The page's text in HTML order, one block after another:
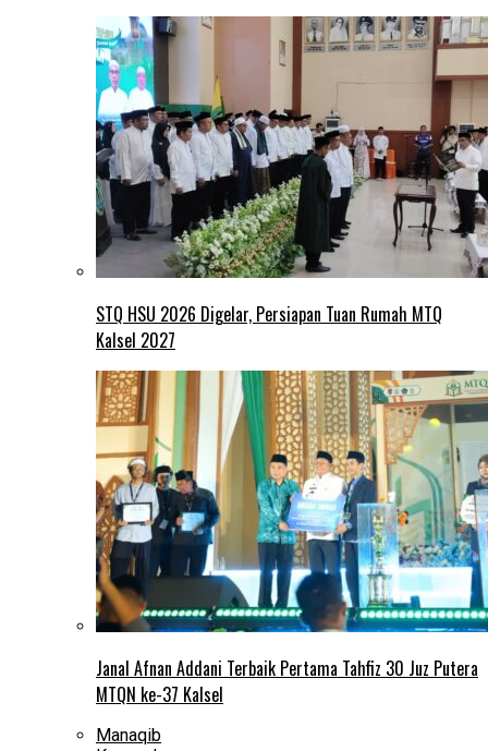
STQ HSU 2026 Digelar, Persiapan Tuan Rumah MTQ
Kalsel 2027
Janal Afnan Addani Terbaik Pertama Tahfiz 30 Juz Putera
MTQN ke-37 Kalsel
Manaqib